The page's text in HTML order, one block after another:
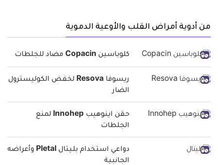
من أدوية أمراض القلب والأوعية الدموية
كلوباسين Copacin مضاد للجلطات
ريسوفا Resova لخفض الكوليسترول
الضار
حقن اينوهيب Innohep لمنع
الجلطات
دواعي استخدام بليتال Pletal وأعراضه
الجانبية